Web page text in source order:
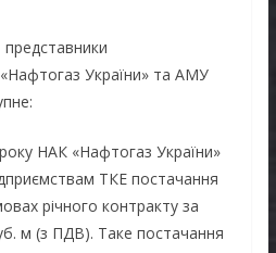
України» та АМУ
НАК «Нафтогаз України»
ТКЕ постачання
річного контракту за
м (з ПДВ). Таке постачання